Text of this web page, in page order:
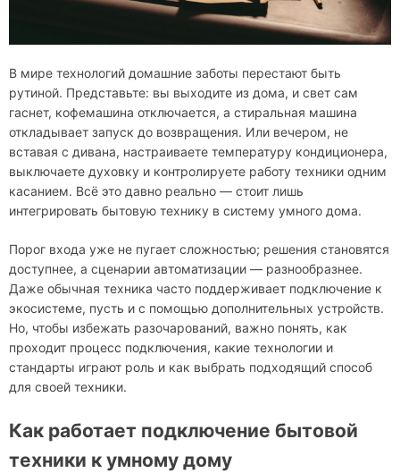
В мире технологий домашние заботы перестают быть
рутиной. Представьте: вы выходите из дома, и свет сам
гаснет, кофемашина отключается, а стиральная машина
откладывает запуск до возвращения. Или вечером, не
вставая с дивана, настраиваете температуру кондиционера,
выключаете духовку и контролируете работу техники одним
касанием. Всё это давно реально — стоит лишь
интегрировать бытовую технику в систему умного дома.
Порог входа уже не пугает сложностью; решения становятся
доступнее, а сценарии автоматизации — разнообразнее.
Даже обычная техника часто поддерживает подключение к
экосистеме, пусть и с помощью дополнительных устройств.
Но, чтобы избежать разочарований, важно понять, как
проходит процесс подключения, какие технологии и
стандарты играют роль и как выбрать подходящий способ
для своей техники.
Как работает подключение бытовой
техники к умному дому